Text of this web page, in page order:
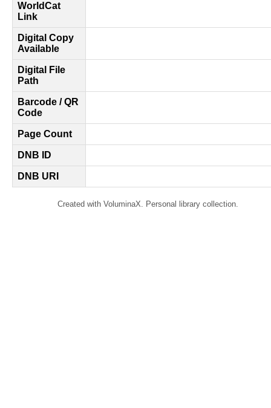
WorldCat
Link
Digital Copy
Available
Digital File
Path
Barcode / QR
Code
Page Count
DNB ID
DNB URI
Created with VoluminaX. Personal library collection.